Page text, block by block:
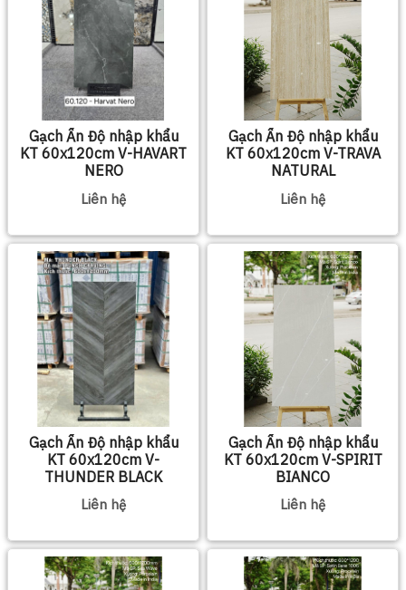
Gạch Ấn Độ nhập khẩu
KT 60x120cm V-HAVART
NERO
Liên hệ
Gạch Ấn Độ nhập khẩu
KT 60x120cm V-TRAVA
NATURAL
Liên hệ
Gạch Ấn Độ nhập khẩu
KT 60x120cm V-
THUNDER BLACK
Liên hệ
Gạch Ấn Độ nhập khẩu
KT 60x120cm V-SPIRIT
BIANCO
Liên hệ